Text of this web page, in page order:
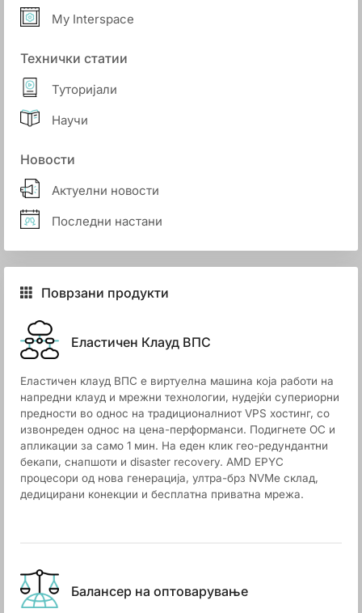
My Interspace
Технички статии
Туторијали
Научи
Новости
Актуелни новости
Последни настани
Поврзани продукти
Еластичен Клауд ВПС
Еластичен клауд ВПС е виртуелна машина која работи на
напредни клауд и мрежни технологии, нудејќи супериорни
предности во однос на традиционалниот VPS хостинг, со
извонреден однос на цена-перформанси. Подигнете ОС и
апликации за само 1 мин. На еден клик гео-редундантни
бекапи, снапшоти и disaster recovery. AMD EPYC
процесори од нова генерација, ултра-брз NVMe склад,
дедицирани конекции и бесплатна приватна мрежа.
Балансер на оптоварување